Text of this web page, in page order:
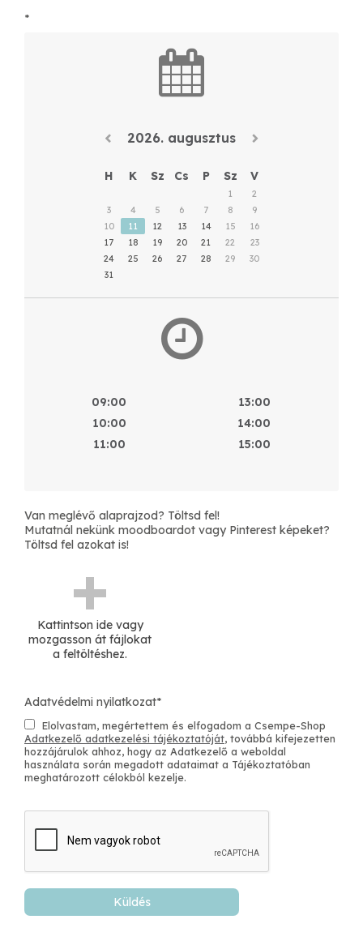
*
2026. augusztus
H K Sz Cs P Sz V
1
2
3
4 5 6 7 8
9
10
11 12 13 14 15
16
17
18 19 20 21 22
23
24
25 26 27 28 29
30
31
09:00
10:00
11:00
13:00
14:00
15:00
Van meglévő alaprajzod? Töltsd fel!
Mutatnál nekünk moodboardot vagy Pinterest képeket?
Töltsd fel azokat is!
Kattintson ide vagy
mozgasson át fájlokat
a feltöltéshez.
Adatvédelmi nyilatkozat*
Elolvastam, megértettem és elfogadom a Csempe-Shop
Adatkezelő adatkezelési tájékoztatóját, továbbá kifejezetten
hozzájárulok ahhoz, hogy az Adatkezelő a weboldal
használata során megadott adataimat a Tájékoztatóban
meghatározott célokból kezelje.
Küldés